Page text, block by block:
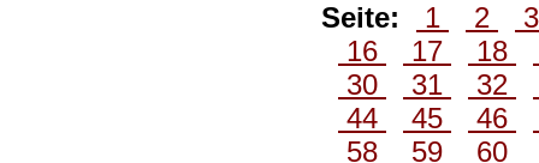
Seite: 1 2
16
17 18
30
31 32
44
45 46
58
59 60